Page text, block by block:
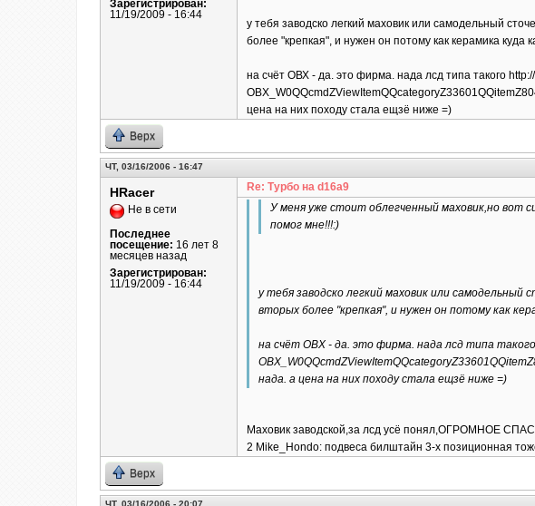
Зарегистрирован:
11/19/2009 - 16:44
у тебя заводско легкий маховик или самодельный
более "крепкая", и нужен он потому как керамика куда
на счёт ОВХ - да. это фирма. нада лсд типа такого
цена на них походу стала ещзё ниже =)
Верх
ЧТ, 03/16/2006 - 16:47
HRacer
Не в сети
Последнее
посещение: 16 лет 8
месяцев назад
Зарегистрирован:
11/19/2009 - 16:44
Re: Турбо на d16a9
У меня уже стоит облегченный маховик,но вот
помог мне!!!:)
у тебя заводско легкий маховик или самодельный
вторых более "крепкая", и нужен он потому как
на счёт ОВХ - да. это фирма. нада лсд типа такого
нада. а цена на них походу стала ещзё ниже =)
Маховик заводской,за лсд усё понял,ОГРОМНОЕ
2 Mike_Hondo: подвеса билштайн 3-х позиционная
Верх
ЧТ, 03/16/2006 - 20:07